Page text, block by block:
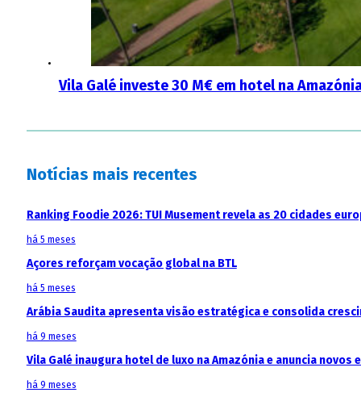
Vila Galé investe 30 M€ em hotel na
Notícias mais recentes
Ranking Foodie 2026: TUI Musement revela as 20 cidades
há 5 meses
Açores reforçam vocação global na BTL
há 5 meses
Arábia Saudita apresenta visão estratégica e consolida
há 9 meses
Vila Galé inaugura hotel de luxo na Amazónia e anuncia
há 9 meses